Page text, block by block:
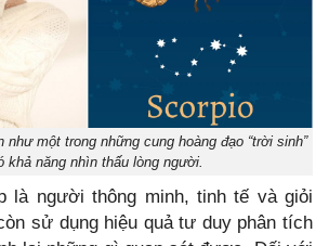
một trong những cung hoàng đạo “trời sinh”
khả năng nhìn thấu lòng người.
là người thông minh, tinh tế và giỏi
sử dụng hiệu quả tư duy phân tích